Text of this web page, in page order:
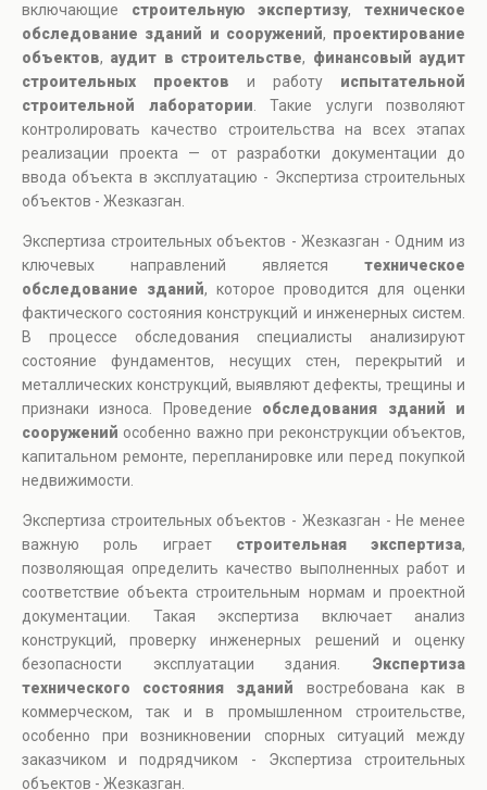
включающие строительную экспертизу,техническое
обследование зданий и сооружений, проектирование
объектов, аудит в строительстве, финансовый аудит
строительных проектов и работу испытательной
строительной лаборатории . Такие услуги позволяют
контролировать качество строительства на всех этапах
реализации проекта — от разработки документации до
ввода объекта в эксплуатацию - Экспертиза строительных
объектов - Жезказган.
Экспертиза строительных объектов - Жезказган - Одним из
ключевых направлений является техническое
обследование зданий, которое проводится для оценки
фактического состояния конструкций и инженерных систем.
В процессе обследования специалисты анализируют
состояние фундаментов, несущих стен, перекрытий и
металлических конструкций, выявляют дефекты, трещины и
признаки износа. Проведение обследования зданий и
сооружений особенно важно при реконструкции объектов,
капитальном ремонте, перепланировке или перед покупкой
недвижимости.
Экспертиза строительных объектов - Жезказган - Не менее
важную роль играет строительная экспертиза,
позволяющая определить качество выполненных работ и
соответствие объекта строительным нормам и проектной
документации. Такая экспертиза включает анализ
конструкций, проверку инженерных решений и оценку
безопасности эксплуатации здания. Экспертиза
технического состояния зданий востребована как в
коммерческом, так и в промышленном строительстве,
особенно при возникновении спорных ситуаций между
заказчиком и подрядчиком - Экспертиза строительных
объектов - Жезказган.